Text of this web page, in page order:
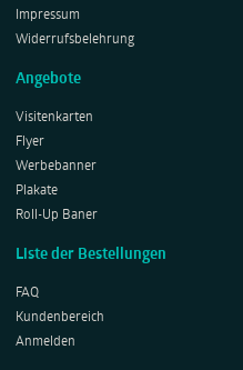
Impressum
Widerrufsbelehrung
Angebote
Visitenkarten
Flyer
Werbebanner
Plakate
Roll-Up Baner
Liste der Bestellungen
FAQ
Kundenbereich
Anmelden